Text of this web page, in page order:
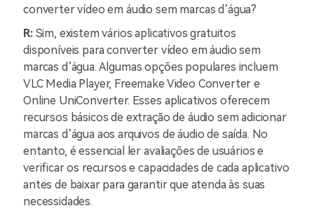
converter vídeo em áudio sem marcas d’água?
R:Sim, existem vários aplicativos gratuitos
disponíveis para converter vídeo em áudio sem
marcas d’água. Algumas opções populares incluem
VLC Media Player, Freemake Video Converter e
Online UniConverter. Esses aplicativos oferecem
recursos básicos de extração de áudio sem adicionar
marcas d’água aos arquivos de áudio de saída. No
entanto, é essencial ler avaliações de usuários e
verificar os recursos e capacidades de cada aplicativo
antes de baixar para garantir que atenda às suas
necessidades.